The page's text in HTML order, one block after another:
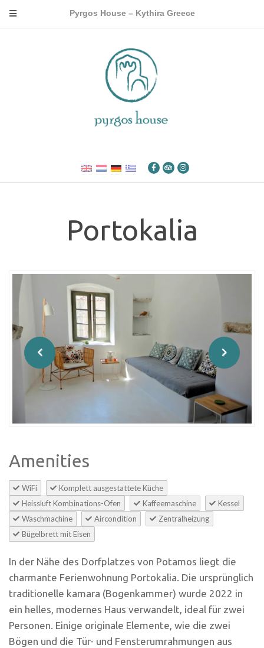
Pyrgos House – Kythira Greece
Portokalia
Amenities
WiFi
Komplett ausgestattete Küche
Heissluft Kombinations-Ofen
Kaffeemaschine
Kessel
Waschmachine
Aircondition
Zentralheizung
Bügelbrett mit Eisen
In der Nähe des Dorfplatzes von Potamos liegt die
charmante Ferienwohnung Portokalia. Die ursprünglich
traditionelle kamara (Bogenkammer) wurde 2022 in
ein helles, modernes Haus verwandelt, ideal für zwei
Personen. Einige originale Elemente, wie die zwei
Bögen und die Tür- und Fensterumrahmungen aus